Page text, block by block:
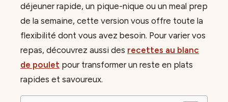
déjeuner rapide, un pique-nique ou un meal prep
de la semaine, cette version vous offre toute la
flexibilité dont vous avez besoin. Pour varier vos
repas, découvrez aussi des recettes au blanc
de poulet pour transformer un reste en plats
rapides et savoureux.